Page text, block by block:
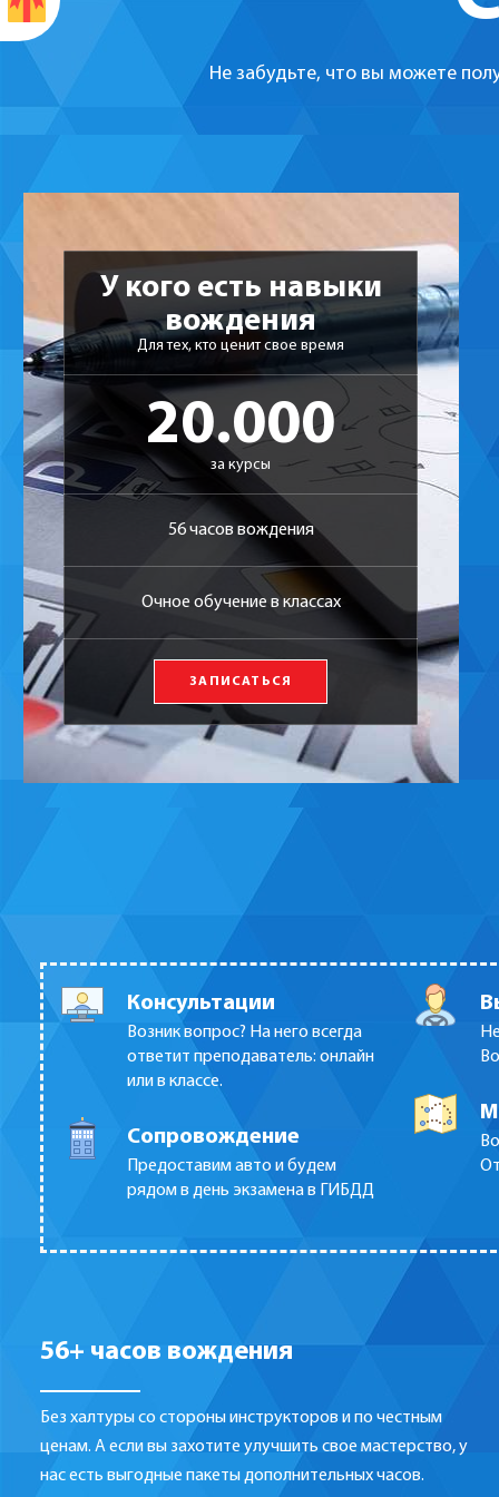
Не забудьте, что вы можете
У кого есть навыки
вождения
Для тех, кто ценит свое время
20.000
за курсы
56 часов вождения
Очное обучение в классах
ЗАПИСАТЬСЯ
Консультации
Возник вопрос? На него всегда
ответит преподаватель: онлайн
или в классе.
Сопровождение
Предоставим авто и будем
рядом в день экзамена в ГИБДД
56+ часов вождения
Без халтуры со стороны инструкторов и по честным
ценам. А если вы захотите улучшить свое мастерство, у
нас есть выгодные пакеты дополнительных часов.